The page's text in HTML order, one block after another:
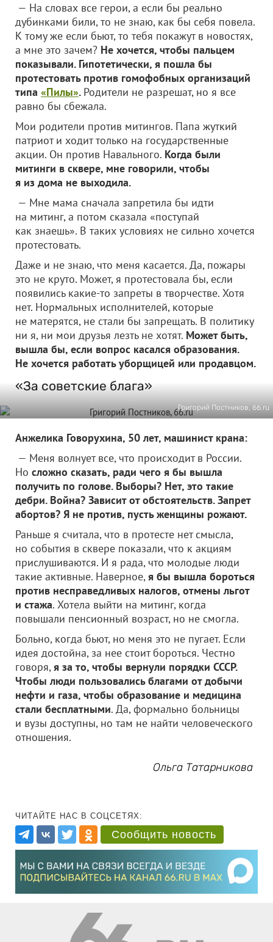
— На словах все герои, а если бы реально
дубинками били, то не знаю, как бы себя повела.
К тому же если бьют, то тебя покажут в новостях,
а мне это зачем? Не хочется, чтобы пальцем
показывали. Гипотетически, я пошла бы
протестовать против гомофобных организаций
типа «Пилы». Родители не разрешат, но я все
равно бы сбежала.
Мои родители против митингов. Папа жуткий
патриот и ходит только на государственные
акции. Он против Навального. Когда были
митинги в сквере, мне говорили, чтобы
я из дома не выходила.
— Мне мама сначала запретила бы идти
на митинг, а потом сказала «поступай
как знаешь». В таких условиях не сильно хочется
протестовать.
Даже и не знаю, что меня касается. Да, пожары
это не круто. Может, я протестовала бы, если
появились какие-то запреты в творчестве. Хотя
нет. Нормальных исполнителей, которые
не матерятся, не стали бы запрещать. В политику
ни я, ни мои друзья лезть не хотят. Может быть,
вышла бы, если вопрос касался образования.
Не хочется работать уборщицей или продавцом.
«За советские блага»
Григорий Постников, 66.ru
Анжелика Говорухина, 50 лет, машинист крана:
— Меня волнует все, что происходит в России.
Но сложно сказать, ради чего я бы вышла
получить по голове. Выборы? Нет, это такие
дебри. Война? Зависит от обстоятельств. Запрет
абортов? Я не против, пусть женщины рожают.
Раньше я считала, что в протесте нет смысла,
но события в сквере показали, что к акциям
прислушиваются. И я рада, что молодые люди
такие активные. Наверное,я бы вышла бороться
против несправедливых налогов, отмены льгот
и стажа. Хотела выйти на митинг, когда
повышали пенсионный возраст, но не смогла.
Больно, когда бьют, но меня это не пугает. Если
идея достойна, за нее стоит бороться. Честно
говоря,я за то, чтобы вернули порядки СССР.
Чтобы люди пользовались благами от добычи
нефти и газа, чтобы образование и медицина
стали бесплатными. Да, формально больницы
и вузы доступны, но там не найти человеческого
отношения.
Ольга Татарникова
ЧИТАЙТЕ НАС В СОЦСЕТЯХ:
Сообщить новость